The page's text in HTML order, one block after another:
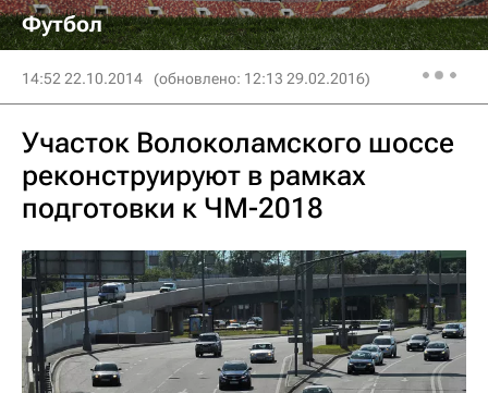
Футбол
14:52 22.10.2014 (обновлено: 12:13 29.02.2016)
Участок Волоколамского шоссе
реконструируют в рамках
подготовки к ЧМ-2018